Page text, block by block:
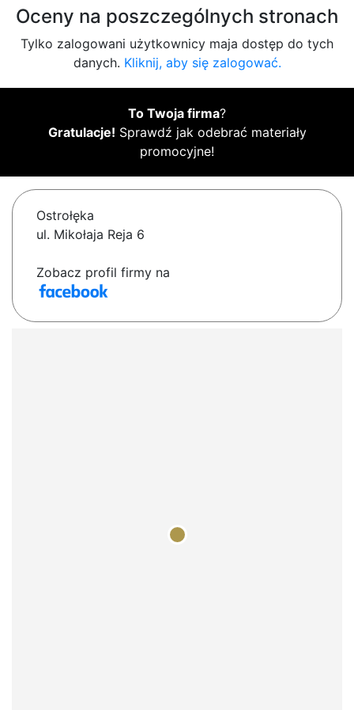
Oceny na poszczególnych stronach
Tylko zalogowani użytkownicy maja dostęp do tych
danych. Kliknij, aby się zalogować.
To Twoja firma?
Gratulacje! Sprawdź jak odebrać materiały
promocyjne!
Ostrołęka
ul. Mikołaja Reja 6
Zobacz profil firmy na